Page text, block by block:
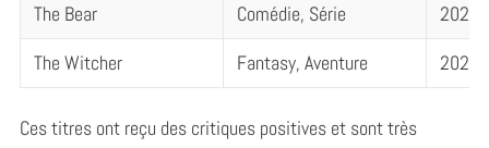
The Bear
Comédie, Série
2023
The Witcher
Fantasy, Aventure 2023
Ces titres ont reçu des critiques positives et sont très